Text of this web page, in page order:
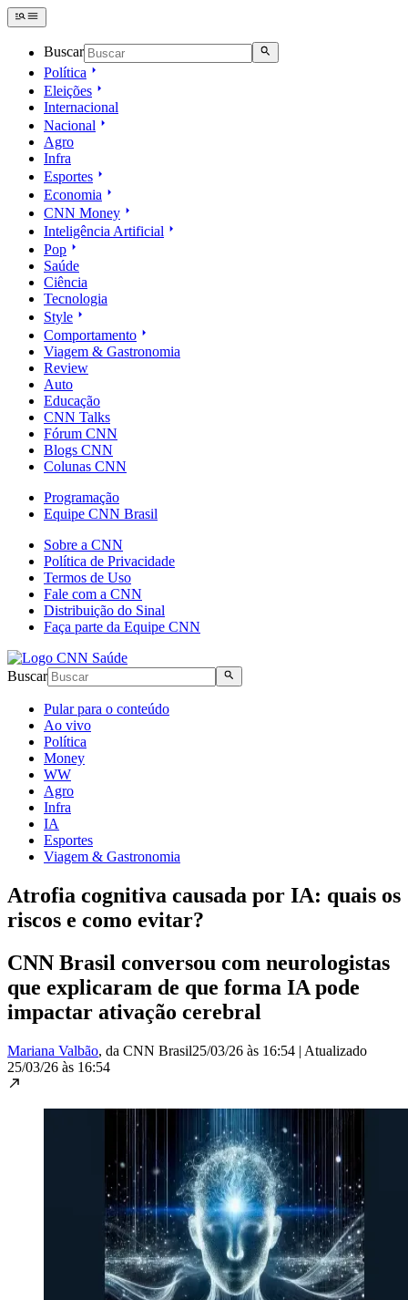
Buscar
Política
Eleições
Internacional
Nacional
Agro
Infra
Esportes
Economia
CNN Money
Inteligência Artificial
Pop
Saúde
Ciência
Tecnologia
Style
Comportamento
Viagem & Gastronomia
Review
Auto
Educação
CNN Talks
Fórum CNN
Blogs CNN
Colunas CNN
Programação
Equipe CNN Brasil
Sobre a CNN
Política de Privacidade
Termos de Uso
Fale com a CNN
Distribuição do Sinal
Faça parte da Equipe CNN
Buscar
Pular para o conteúdo
Ao vivo
Política
Money
WW
Agro
Infra
IA
Esportes
Viagem & Gastronomia
Atrofia cognitiva causada por IA: quais os
riscos e como evitar?
CNN Brasil conversou com neurologistas
que explicaram de que forma IA pode
impactar ativação cerebral
Mariana Valbão, da CNN Brasil25/03/26 às 16:54 | Atualizado
25/03/26 às 16:54